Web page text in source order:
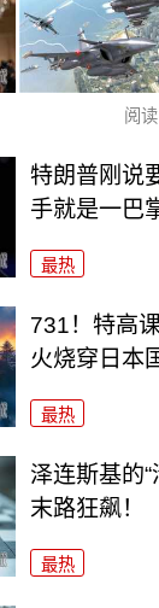
阅读
特朗普刚说
手就是一巴
最热
731！特高
火烧穿日本
最热
泽连斯基的
末路狂飙！
最热